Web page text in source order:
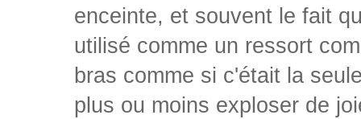
enceinte, et souvent le fait
utilisé comme un ressort
bras comme si c'était la
plus ou moins exploser de